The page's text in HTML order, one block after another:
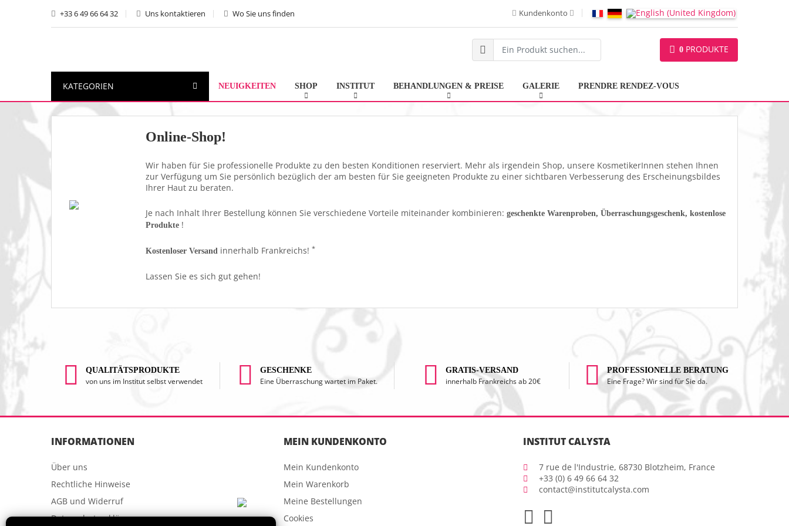
+33 6 49 66 64 32 Uns kontaktieren Wo Sie uns finden Kundenkonto
0 PRODUKTE
KATEGORIEN NEUIGKEITEN SHOP INSTITUT BEHANDLUNGEN & PREISE GALERIE PRENDRE RENDEZ-VOUS
Online-Shop!
Wir haben für Sie professionelle Produkte zu den besten Konditionen reserviert. Mehr als irgendein Shop, unsere KosmetikerInnen stehen Ihnen
zur Verfügung um Sie persönlich bezüglich der am besten für Sie geeigneten Produkte zu einer sichtbaren Verbesserung des Erscheinungsbildes
Ihrer Haut zu beraten.
Je nach Inhalt Ihrer Bestellung können Sie verschiedene Vorteile miteinander kombinieren: geschenkte Warenproben, Überraschungsgeschenk, kostenlose
Produkte !
Kostenloser Versand innerhalb Frankreichs! *
Lassen Sie es sich gut gehen!
QUALITÄTSPRODUKTE
von uns im Institut selbst verwendet
GESCHENKE
Eine Überraschung wartet im Paket.
GRATIS-VERSAND
innerhalb Frankreichs ab 20€
PROFESSIONELLE BERATUNG
Eine Frage? Wir sind für Sie da.
INFORMATIONEN
Über uns
Rechtliche Hinweise
AGB und Widerruf
Datenschutzerklärung
MEIN KUNDENKONTO
Mein Kundenkonto
Mein Warenkorb
Meine Bestellungen
Cookies
INSTITUT CALYSTA
7 rue de l'Industrie, 68730 Blotzheim, France
+33 (0) 6 49 66 64 32
contact@institutcalysta.com